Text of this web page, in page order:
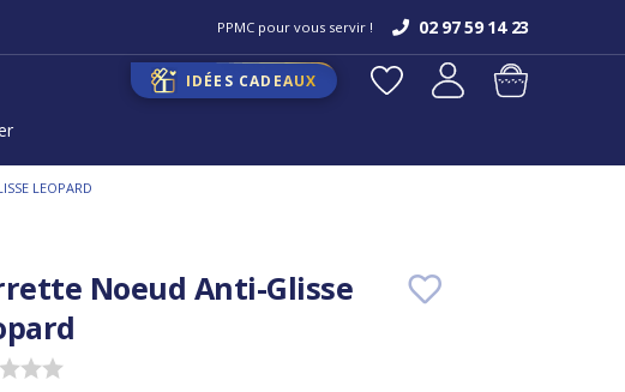
PPMC pour vous servir ! 02 97 59 14 23
IDÉES CADEAUX
LEOPARD
Noeud Anti-Glisse